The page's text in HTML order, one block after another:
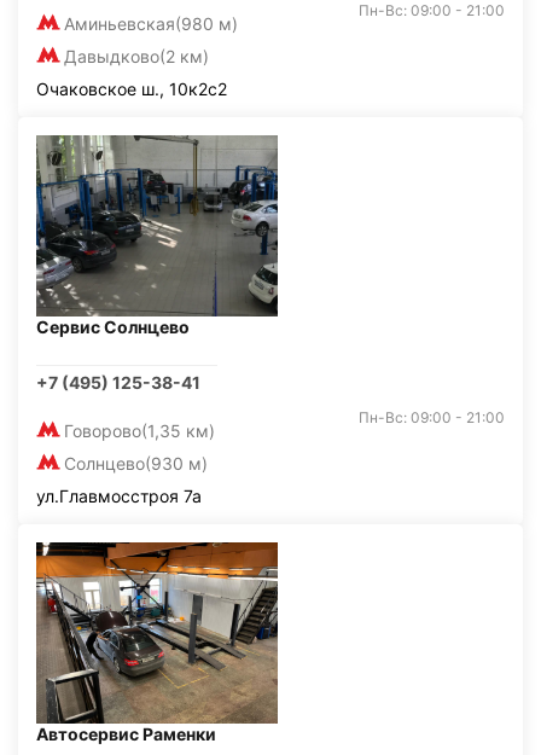
Аминьевская(980 м)
Давыдково(2 км)
Пн-Вс: 09:00 - 21:00
Очаковское ш., 10к2с2
Сервис Солнцево
+7 (495) 125-38-41
Говорово(1,35 км)
Солнцево(930 м)
Пн-Вс: 09:00 - 21:00
ул.Главмосстроя 7а
Автосервис Раменки